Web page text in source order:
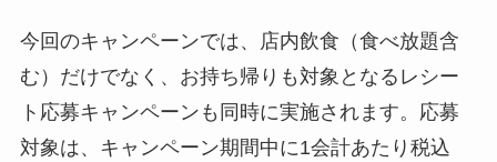
今回のキャンペーンでは、店内飲食（食べ放題含
む）だけでなく、お持ち帰りも対象となるレシー
ト応募キャンペーンも同時に実施されます。応募
対象は、キャンペーン期間中に1会計あたり税込